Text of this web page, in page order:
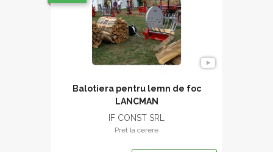
Balotiera pentru lemn de foc
LANCMAN
IF CONST SRL
Pret la cerere